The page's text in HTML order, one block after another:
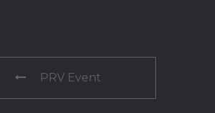
PRV Event